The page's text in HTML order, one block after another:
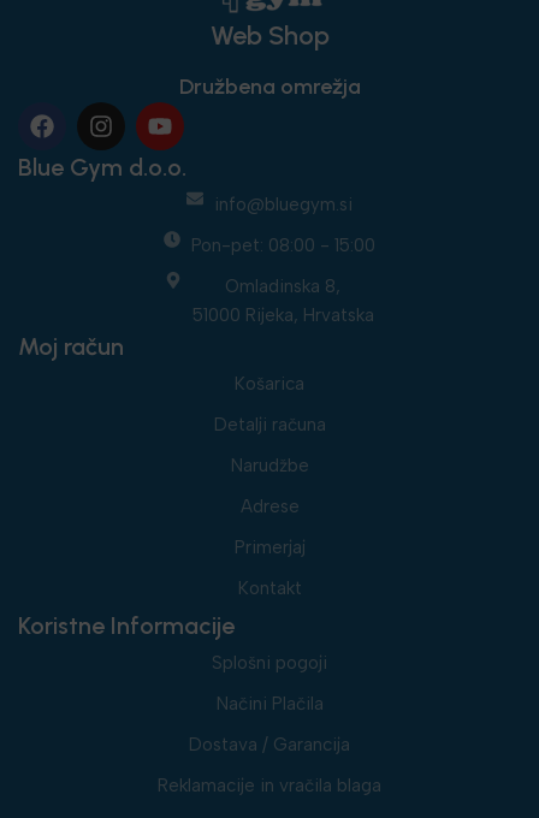
Web Shop
Družbena omrežja
Blue Gym d.o.o.
info@bluegym.si
Pon-pet: 08:00 - 15:00
Omladinska 8,
51000 Rijeka, Hrvatska
Moj račun
Košarica
Detalji računa
Narudžbe
Adrese
Primerjaj
Kontakt
Koristne Informacije
Splošni pogoji
Načini Plačila
Dostava / Garancija
Reklamacije in vračila blaga